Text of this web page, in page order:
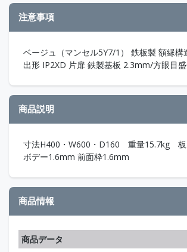
注意事項
ベージュ（マンセル5Y7/1） 鉄板製 額縁
出形 IP2XD 片扉 鉄製基板 2.3mm/方眼目
商品説明
寸法H400・W600・D160 重量15.7kg 板
ボデー1.6mm 前面枠1.6mm
商品情報
商品データ